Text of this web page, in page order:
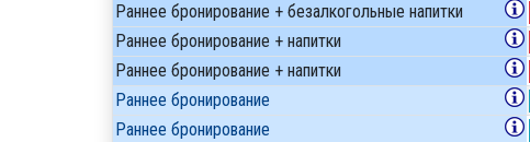
Раннее бронирование + безалкогольные напитки
Раннее бронирование + напитки
Раннее бронирование + напитки
Раннее бронирование
Раннее бронирование